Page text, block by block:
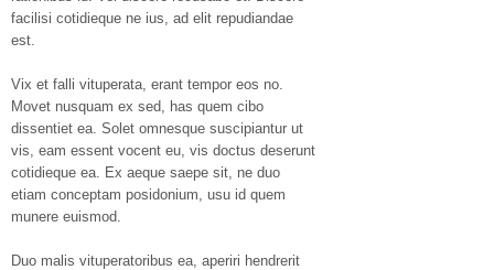
facilisi cotidieque ne ius, ad elit repudiandae
est.
Vix et falli vituperata, erant tempor eos no.
Movet nusquam ex sed, has quem cibo
dissentiet ea. Solet omnesque suscipiantur ut
vis, eam essent vocent eu, vis doctus deserunt
cotidieque ea. Ex aeque saepe sit, ne duo
etiam conceptam posidonium, usu id quem
munere euismod.
Duo malis vituperatoribus ea, aperiri hendrerit